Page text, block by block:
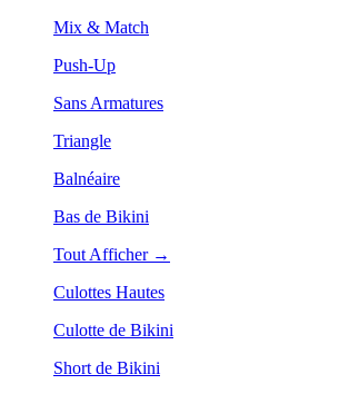
Mix & Match
Push-Up
Sans Armatures
Triangle
Balnéaire
Bas de Bikini
Tout Afficher →
Culottes Hautes
Culotte de Bikini
Short de Bikini